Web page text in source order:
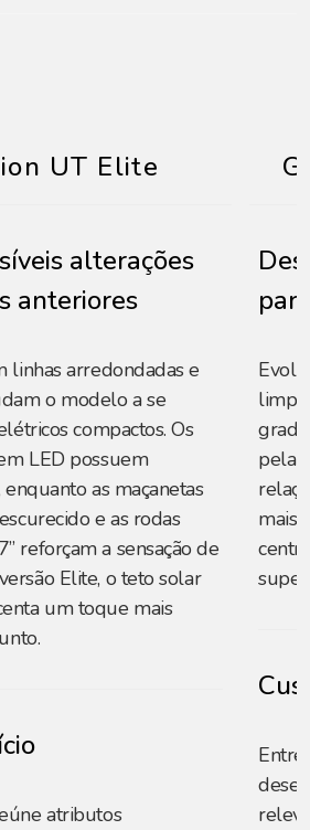
UT Elite
alterações
anteriores
linhas arredondadas e
o modelo a se
compactos. Os
LED possuem
as maçanetas
e as rodas
reforçam a sensação de
Elite, o teto solar
um toque mais
atributos
limpa
pela
mais